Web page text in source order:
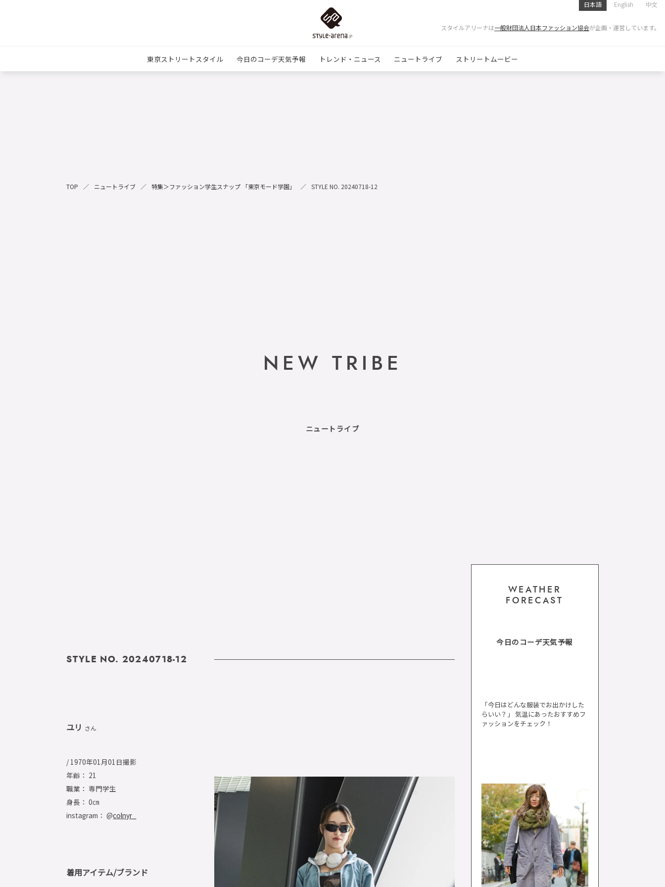
日本語 English 中文
スタイルアリーナは一般財団法人日本ファッション協会が企画・運営しています。
東京ストリートスタイル 今日のコーデ天気予報 トレンド・ニュース ニュートライブ ストリートムービー
TOP ニュートライブ 特集＞ファッション学生スナップ 「東京モード学園」 STYLE NO. 20240718-12
NEW TRIBE
ニュートライブ
STYLE NO. 20240718-12
ユリ さん
/ 1970年01月01日撮影
年齢： 21
職業： 専門学生
身長： 0㎝
instagram： @colnyr_
着用アイテム/ブランド
WEATHER
FORECAST
今日のコーデ天気予報
「今日はどんな服装でお出かけした
らいい？」 気温にあったおすすめフ
ァッションをチェック！